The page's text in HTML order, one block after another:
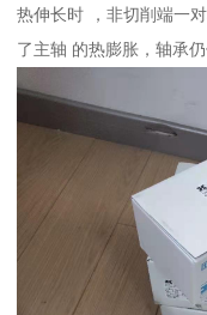
热伸长时 ，非切削端一
了主轴 的热膨胀，轴承